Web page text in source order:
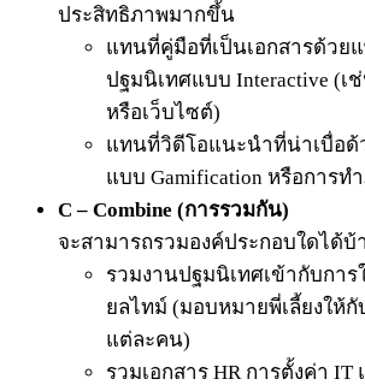
ประสิทธิภาพมากขึ้น
แทนที่คู่มือที่เป็นเอกสารด้วย
ปฐมนิเทศแบบ Interactive (เ
หรือเว็บไซต์)
แทนที่วิดีโอแนะนำที่น่าเบื่อด้
แบบ Gamification หรือการท
C – Combine (การรวมกัน)
จะสามารถรวมองค์ประกอบใดได้บ้
รวมงานปฐมนิเทศเข้ากับกา
ยลไทม์ (มอบหมายพี่เลี้ยงให้
แต่ละคน)
รวมเอกสาร HR การตั้งค่า